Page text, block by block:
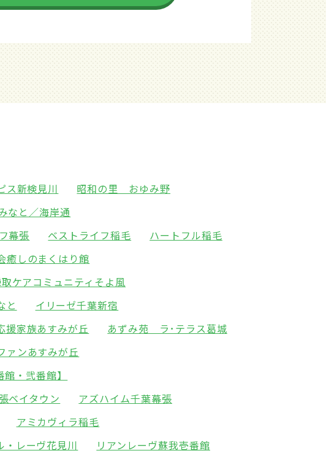
ス新検見川
昭和の里 おゆみ野
と／海岸通
幕張 ベストライフ稲毛
ハートフル稲毛
癒しのまくはり館
ケアコミュニティそよ風
と
イリーゼ千葉新宿
援家族あすみが丘
あずみ苑 ラ･テラス葛城
ァンあすみが丘
・弐番館】
ベイタウン
アズハイム千葉幕張
アミカヴィラ稲毛
・レーヴ花見川
リアンレーヴ蘇我壱番館